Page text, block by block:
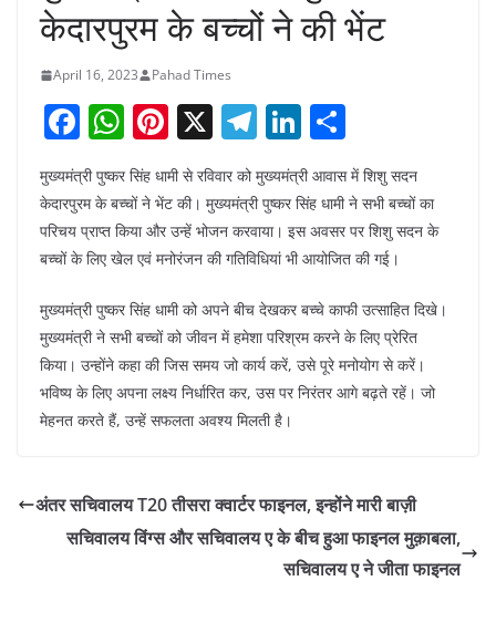
केदारपुरम के बच्चों ने की भेंट
April 16, 2023 Pahad Times
F
a
c
e
b
o
o
k
W
h
at
s
A
p
p
Pi
nt
er
e
st
X T
e
gr
a
m
Li
n
k
e
dI
n
h
ar
e
मुख्यमंत्री पुष्कर सिंह धामी से रविवार को मुख्यमंत्री आवास में शिशु सदन
केदारपुरम के बच्चों ने भेंट की। मुख्यमंत्री पुष्कर सिंह धामी ने सभी बच्चों का
परिचय प्राप्त किया और उन्हें भोजन करवाया। इस अवसर पर शिशु सदन के
बच्चों के लिए खेल एवं मनोरंजन की गतिविधियां भी आयोजित की गई।
मुख्यमंत्री पुष्कर सिंह धामी को अपने बीच देखकर बच्चे काफी उत्साहित दिखे।
मुख्यमंत्री ने सभी बच्चों को जीवन में हमेशा परिश्रम करने के लिए प्रेरित
किया। उन्होंने कहा की जिस समय जो कार्य करें, उसे पूरे मनोयोग से करें।
भविष्य के लिए अपना लक्ष्य निर्धारित कर, उस पर निरंतर आगे बढ़ते रहें। जो
मेहनत करते हैं, उन्हें सफलता अवश्य मिलती है।
अंतर सचिवालय T20 तीसरा क्वार्टर फाइनल, इन्होंने मारी बाज़ी
सचिवालय विंग्स और सचिवालय ए के बीच हुआ फाइनल मुक़ाबला,
सचिवालय ए ने जीता फाइनल